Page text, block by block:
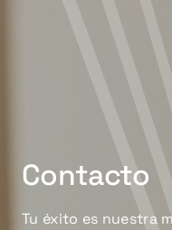
Contacto
Tu éxito es nuestra